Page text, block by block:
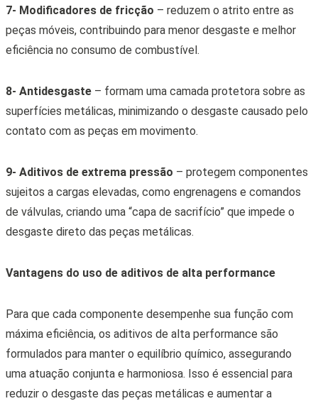
7- Modificadores de fricção – reduzem o atrito entre as
peças móveis, contribuindo para menor desgaste e melhor
eficiência no consumo de combustível.
8- Antidesgaste– formam uma camada protetora sobre as
superfícies metálicas, minimizando o desgaste causado pelo
contato com as peças em movimento.
9- Aditivos de extrema pressão – protegem componentes
sujeitos a cargas elevadas, como engrenagens e comandos
de válvulas, criando uma “capa de sacrifício” que impede o
desgaste direto das peças metálicas.
Vantagens do uso de aditivos de alta performance
Para que cada componente desempenhe sua função com
máxima eficiência, os aditivos de alta performance são
formulados para manter o equilíbrio químico, assegurando
uma atuação conjunta e harmoniosa. Isso é essencial para
reduzir o desgaste das peças metálicas e aumentar a